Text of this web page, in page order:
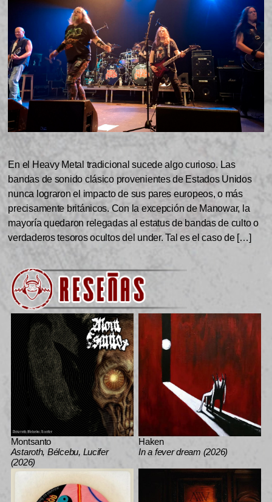
En el Heavy Metal tradicional sucede algo curioso. Las
bandas de sonido clásico provenientes de Estados Unidos
nunca lograron el impacto de sus pares europeos, o más
precisamente británicos. Con la excepción de Manowar, la
mayoría quedaron relegadas al estatus de bandas de culto o
verdaderos tesoros ocultos del under. Tal es el caso de […]
Montsanto
Astaroth, Bélcebu, Lucifer
(2026)
Haken
In a fever dream (2026)